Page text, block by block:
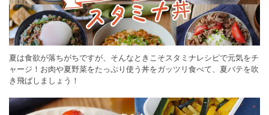
夏は食欲が落ちがちですが、そんなときこそスタミナレシピで元気をチ
ャージ！お肉や夏野菜をたっぷり使う丼をガッツリ食べて、夏バテを吹
き飛ばしましょう！